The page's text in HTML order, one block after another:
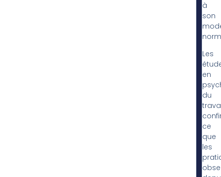
à
son
Les
en
du
ce
que
les